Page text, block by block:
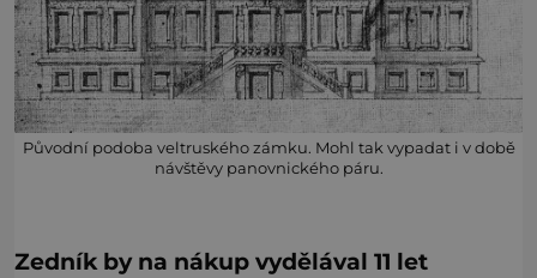
Původní podoba veltruského zámku. Mohl tak vypadat i v době
návštěvy panovnického páru.
Zedník by na nákup vydělával 11 let